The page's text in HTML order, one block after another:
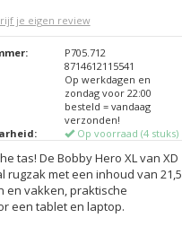
je eigen review
P705.712
8714612115541
Op werkdagen en
zondag voor 22:00
besteld = vandaag
verzonden!
Op voorraad (4 stuks)
tas! De Bobby Hero XL van XD
rugzak met een inhoud van 21,5
en vakken, praktische
een tablet en laptop.